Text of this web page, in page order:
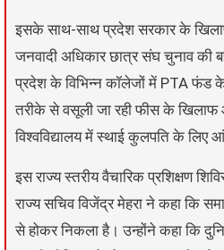
इसके साथ-साथ प्रदेश सरकार के
जनवादी अधिकार छात्र संघ चुनाव की
प्रदेश के विभिन्न कॉलेजों में PTA फंड के
तरीके से वसूली जा रही फीस के खिलाफ
विश्वविद्यालय में स्थाई कुलपति के लिए
इस राज्य स्तरीय वैचारिक प्रशिक्षण
राज्य सचिव विजेंद्र मेहरा ने कहा कि
से होकर निकला है। उन्होंने कहा कि